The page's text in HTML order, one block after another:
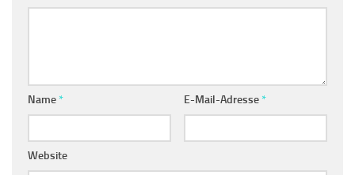
Name* E-Mail-Adresse*
Website